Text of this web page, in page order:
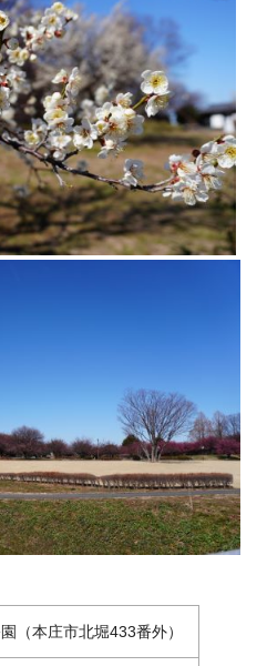
（本庄市北堀433番外）